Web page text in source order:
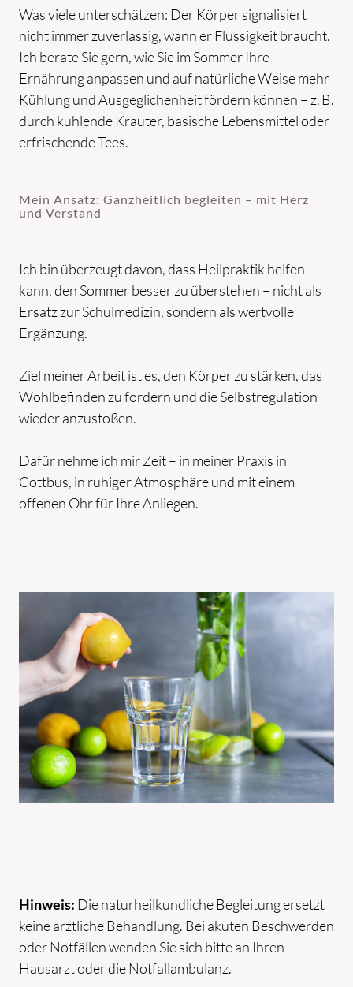
Was viele unterschätzen: Der Körper signalisiert
nicht immer zuverlässig, wann er Flüssigkeit braucht.
Ich berate Sie gern, wie Sie im Sommer Ihre
Ernährung anpassen und auf natürliche Weise mehr
Kühlung und Ausgeglichenheit fördern können – z. B.
durch kühlende Kräuter, basische Lebensmittel oder
erfrischende Tees.
Mein Ansatz: Ganzheitlich begleiten – mit Herz
und Verstand
Ich bin überzeugt davon, dass Heilpraktik helfen
kann, den Sommer besser zu überstehen – nicht als
Ersatz zur Schulmedizin, sondern als wertvolle
Ergänzung.
Ziel meiner Arbeit ist es, den Körper zu stärken, das
Wohlbefinden zu fördern und die Selbstregulation
wieder anzustoßen.
Dafür nehme ich mir Zeit – in meiner Praxis in
Cottbus, in ruhiger Atmosphäre und mit einem
offenen Ohr für Ihre Anliegen.
Hinweis: Die naturheilkundliche Begleitung ersetzt
keine ärztliche Behandlung. Bei akuten Beschwerden
oder Notfällen wenden Sie sich bitte an Ihren
Hausarzt oder die Notfallambulanz.